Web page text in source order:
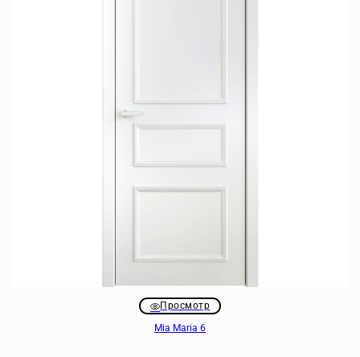
Просмотр
Mia Maria 6